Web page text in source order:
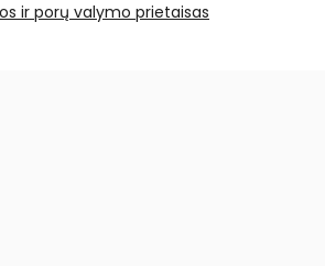
ir porų valymo prietaisas